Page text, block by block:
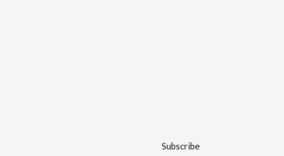
Subscribe